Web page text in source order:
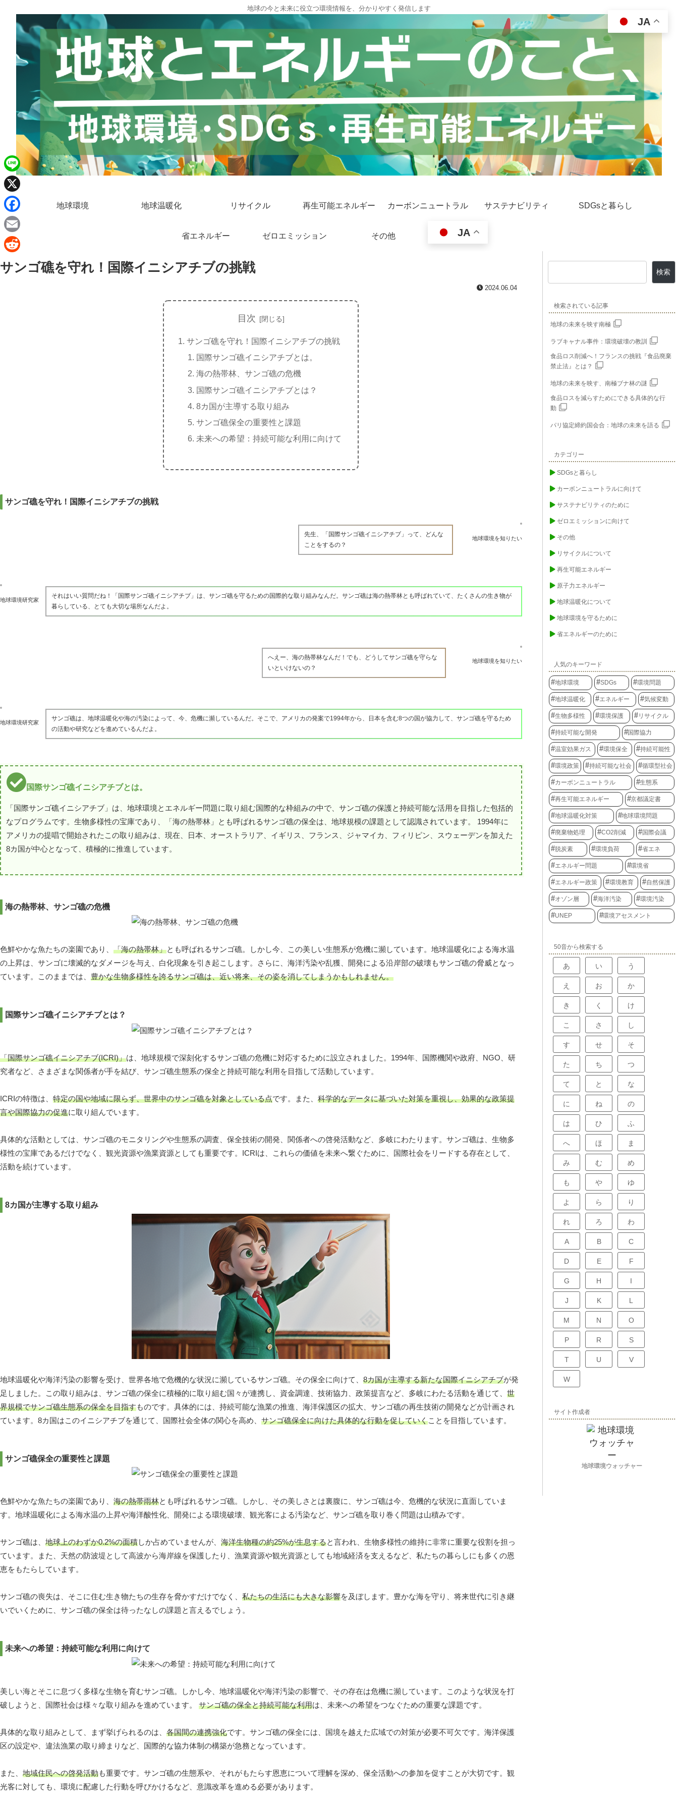
地球の今と未来に役立つ環境情報を、分かりやすく発信します
地球環境 地球温暖化 リサイクル 再生可能エネルギー カーボンニュートラル サステナビリティ SDGsと暮らし
省エネルギー ゼロエミッション その他 JA
サンゴ礁を守れ！国際イニシアチブの挑戦
2024.06.04
目次
サンゴ礁を守れ！国際イニシアチブの挑戦
国際サンゴ礁イニシアチブとは。
海の熱帯林、サンゴ礁の危機
国際サンゴ礁イニシアチブとは？
8カ国が主導する取り組み
サンゴ礁保全の重要性と課題
未来への希望：持続可能な利用に向けて
サンゴ礁を守れ！国際イニシアチブの挑戦
地球環境を知りたい
先生、「国際サンゴ礁イニシアチブ」って、どんな
ことをするの？
地球環境研究家
それはいい質問だね！「国際サンゴ礁イニシアチブ」は、サンゴ礁を守るための国際的な取り組みなんだ。サンゴ礁は海の熱帯林とも呼ばれていて、たくさんの生き物が
暮らしている、とても大切な場所なんだよ。
地球環境を知りたい
へえー、海の熱帯林なんだ！でも、どうしてサンゴ礁を守らな
いといけないの？
地球環境研究家
サンゴ礁は、地球温暖化や海の汚染によって、今、危機に瀕しているんだ。そこで、アメリカの発案で1994年から、日本を含む8つの国が協力して、サンゴ礁を守るため
の活動や研究などを進めているんだよ。
国際サンゴ礁イニシアチブとは。
「国際サンゴ礁イニシアチブ」は、地球環境とエネルギー問題に取り組む国際的な枠組みの中で、サンゴ礁の保護と持続可能な活用を目指した包括的
なプログラムです。生物多様性の宝庫であり、「海の熱帯林」とも呼ばれるサンゴ礁の保全は、地球規模の課題として認識されています。 1994年に
アメリカの提唱で開始されたこの取り組みは、現在、日本、オーストラリア、イギリス、フランス、ジャマイカ、フィリピン、スウェーデンを加えた
8カ国が中心となって、積極的に推進しています。
海の熱帯林、サンゴ礁の危機
色鮮やかな魚たちの楽園であり、 「海の熱帯林」とも呼ばれるサンゴ礁。しかし今、この美しい生態系が危機に瀕しています。地球温暖化による海水温
の上昇は、サンゴに壊滅的なダメージを与え、白化現象を引き起こします。さらに、海洋汚染や乱獲、開発による沿岸部の破壊もサンゴ礁の脅威となっ
ています。このままでは、 豊かな生物多様性を誇るサンゴ礁は、近い将来、その姿を消してしまうかもしれません。
国際サンゴ礁イニシアチブとは？
「国際サンゴ礁イニシアチブ(ICRI)」は、地球規模で深刻化するサンゴ礁の危機に対応するために設立されました。1994年、国際機関や政府、NGO、研
究者など、さまざまな関係者が手を結び、サンゴ礁生態系の保全と持続可能な利用を目指して活動しています。
ICRIの特徴は、 特定の国や地域に限らず、世界中のサンゴ礁を対象としている点です。また、 科学的なデータに基づいた対策を重視し、効果的な政策提
言や国際協力の促進に取り組んでいます。
具体的な活動としては、サンゴ礁のモニタリングや生態系の調査、保全技術の開発、関係者への啓発活動など、多岐にわたります。サンゴ礁は、生物多
様性の宝庫であるだけでなく、観光資源や漁業資源としても重要です。ICRIは、これらの価値を未来へ繋ぐために、国際社会をリードする存在として、
活動を続けています。
8カ国が主導する取り組み
地球温暖化や海洋汚染の影響を受け、世界各地で危機的な状況に瀕しているサンゴ礁。その保全に向けて、 8カ国が主導する新たな国際イニシアチブが発
足しました。この取り組みは、サンゴ礁の保全に積極的に取り組む国々が連携し、資金調達、技術協力、政策提言など、多岐にわたる活動を通じて、 世
界規模でサンゴ礁生態系の保全を目指すものです。具体的には、持続可能な漁業の推進、海洋保護区の拡大、サンゴ礁の再生技術の開発などが計画され
ています。8カ国はこのイニシアチブを通じて、国際社会全体の関心を高め、 サンゴ礁保全に向けた具体的な行動を促していくことを目指しています。
サンゴ礁保全の重要性と課題
色鮮やかな魚たちの楽園であり、 海の熱帯雨林とも呼ばれるサンゴ礁。しかし、その美しさとは裏腹に、サンゴ礁は今、危機的な状況に直面していま
す。地球温暖化による海水温の上昇や海洋酸性化、開発による環境破壊、観光客による汚染など、サンゴ礁を取り巻く問題は山積みです。
サンゴ礁は、 地球上のわずか0.2%の面積しか占めていませんが、 海洋生物種の約25%が生息すると言われ、生物多様性の維持に非常に重要な役割を担っ
ています。また、天然の防波堤として高波から海岸線を保護したり、漁業資源や観光資源としても地域経済を支えるなど、私たちの暮らしにも多くの恩
恵をもたらしています。
サンゴ礁の喪失は、そこに住む生き物たちの生存を脅かすだけでなく、 私たちの生活にも大きな影響を及ぼします。豊かな海を守り、将来世代に引き継
いでいくために、サンゴ礁の保全は待ったなしの課題と言えるでしょう。
未来への希望：持続可能な利用に向けて
美しい海とそこに息づく多様な生物を育むサンゴ礁。しかし今、地球温暖化や海洋汚染の影響で、その存在は危機に瀕しています。このような状況を打
破しようと、国際社会は様々な取り組みを進めています。 サンゴ礁の保全と持続可能な利用は、未来への希望をつなぐための重要な課題です。
具体的な取り組みとして、まず挙げられるのは、 各国間の連携強化です。サンゴ礁の保全には、国境を越えた広域での対策が必要不可欠です。海洋保護
区の設定や、違法漁業の取り締まりなど、国際的な協力体制の構築が急務となっています。
また、 地域住民への啓発活動も重要です。サンゴ礁の生態系や、それがもたらす恩恵について理解を深め、保全活動への参加を促すことが大切です。観
光客に対しても、環境に配慮した行動を呼びかけるなど、意識改革を進める必要があります。
検索
検索されている記事
地球の未来を映す南極
ラブキャナル事件：環境破壊の教訓
食品ロス削減へ！フランスの挑戦『食品廃棄
禁止法』とは？
地球の未来を映す、南極ブナ林の謎
食品ロスを減らすためにできる具体的な行
動
パリ協定締約国会合：地球の未来を語る
カテゴリー
SDGsと暮らし
カーボンニュートラルに向けて
サステナビリティのために
ゼロエミッションに向けて
その他
リサイクルについて
再生可能エネルギー
原子力エネルギー
地球温暖化について
地球環境を守るために
省エネルギーのために
人気のキーワード
地球環境 SDGs 環境問題
地球温暖化 エネルギー 気候変動
生物多様性 環境保護 リサイクル
持続可能な開発 国際協力
温室効果ガス 環境保全 持続可能性
環境政策 持続可能な社会 循環型社会
カーボンニュートラル 生態系
再生可能エネルギー 京都議定書
地球温暖化対策 地球環境問題
廃棄物処理 CO2削減 国際会議
脱炭素 環境負荷 省エネ
エネルギー問題 環境省
エネルギー政策 環境教育 自然保護
オゾン層 海洋汚染 環境汚染
UNEP 環境アセスメント
50音から検索する
あ い う
え お か
き く け
こ さ し
す せ そ
た ち つ
て と な
に ね の
は ひ ふ
へ ほ ま
み む め
も や ゆ
よ ら り
れ ろ わ
A B C
D E F
G H I
J K L
M N O
P R S
T U V
W
サイト作成者
地球環境ウォッチャー
L
n
e
X
F
a
c
e
E
a
R
e
JA